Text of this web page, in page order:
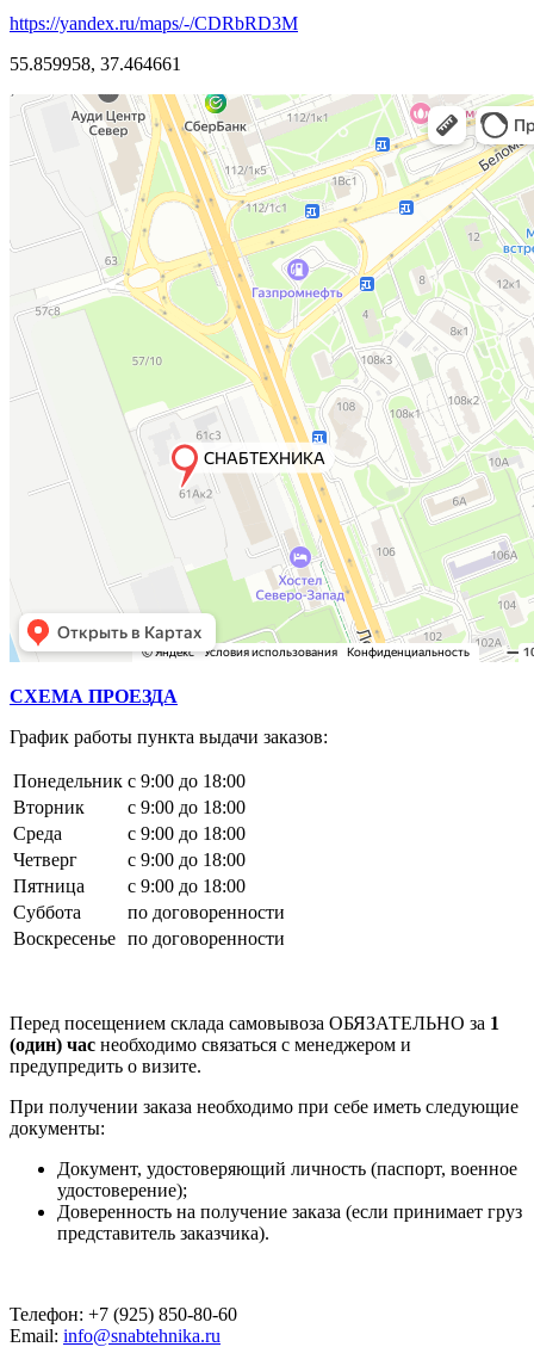
https://yandex.ru/maps/-/CDRbRD3M
55.859958, 37.464661
СХЕМА ПРОЕЗДА
График работы пункта выдачи заказов:
Понедельник с 9:00 до 18:00
Вторник
с 9:00 до 18:00
Среда
с 9:00 до 18:00
Четверг
с 9:00 до 18:00
Пятница
с 9:00 до 18:00
Суббота
по договоренности
Воскресенье по договоренности
Перед посещением склада самовывоза ОБЯЗАТЕЛЬНО за 1
(один) час необходимо связаться с менеджером и
предупредить о визите.
При получении заказа необходимо при себе иметь следующие
документы:
Документ, удостоверяющий личность (паспорт, военное
удостоверение);
Доверенность на получение заказа (если принимает груз
представитель заказчика).
Телефон: +7 (925) 850-80-60
Email: info@snabtehnika.ru